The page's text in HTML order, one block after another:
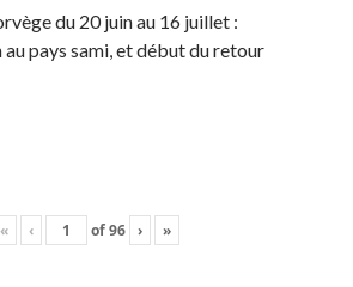
du 20 juin au 16 juillet :
pays sami, et début du retour
« ‹ of96 › »